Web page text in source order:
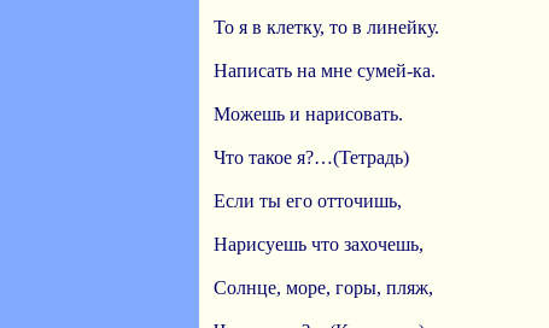
То я в клетку, то в линейку.
Написать на мне сумей-ка.
Можешь и нарисовать.
Что такое я?…(Тетрадь)
Если ты его отточишь,
Нарисуешь что захочешь,
Солнце, море, горы, пляж,